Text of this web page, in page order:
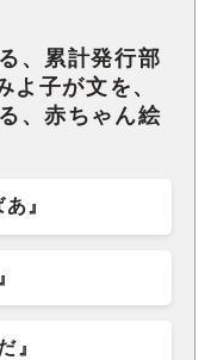
、累計発行部
子が文を、
、赤ちゃん絵
』
』